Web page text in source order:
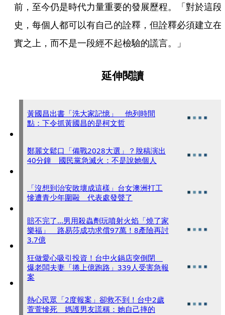
前，至今仍是時代力量重要的發展歷程。「對於這段
史，每個人都可以有自己的詮釋，但詮釋必須建立在
實之上，而不是一段經不起檢驗的謊言。」
延伸閱讀
黃國昌出書「洗大家記憶」 他列時間
點：下令抓黃國昌的是柯文哲
鄭麗文鬆口「備戰2028大選」？脫稿演出
40分鐘 國民黨急滅火：不是說她個人
「沒想到治安敗壞成這樣」台女澳洲打工
慘遭青少年圍毆 代表處發聲了
賠不完了…男用殺蟲劑玩噴射火焰「燒了家
樂福」 路易莎成功求償97萬！8產險再討
3.7億
狂做愛心吸引投資！台中火鍋店突倒閉
爆老闆夫妻「捲上億跑路」339人受害急報
案
熱心民眾「2度報案」卻救不到！台中2歲
萱萱慘死 媽護男友謊稱：她自己摔的